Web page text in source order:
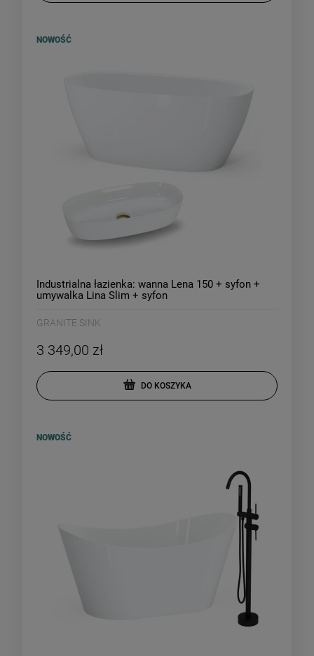
Industrialna łazienka: wanna Lena 150 + syfon +
umywalka Lina Slim + syfon
GRANITE SINK
3 349,00 zł
DO KOSZYKA
NOWOŚĆ
NOWOŚĆ